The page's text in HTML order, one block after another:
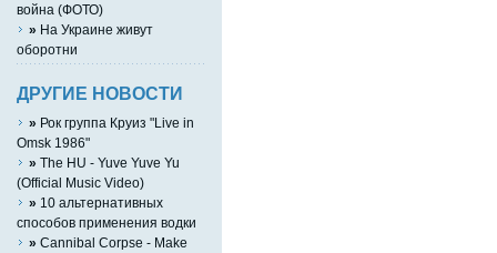
война (ФОТО)
» На Украине живут
оборотни
ДРУГИЕ НОВОСТИ
» Рок группа Круиз "Live in
Omsk 1986"
» The HU - Yuve Yuve Yu
(Official Music Video)
» 10 альтернативных
способов применения водки
» Cannibal Corpse - Make